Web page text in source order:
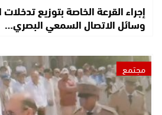
إجراء القرعة الخاصة بتوزيع
وسائل الاتصال السمعي البصري…
مجتمع